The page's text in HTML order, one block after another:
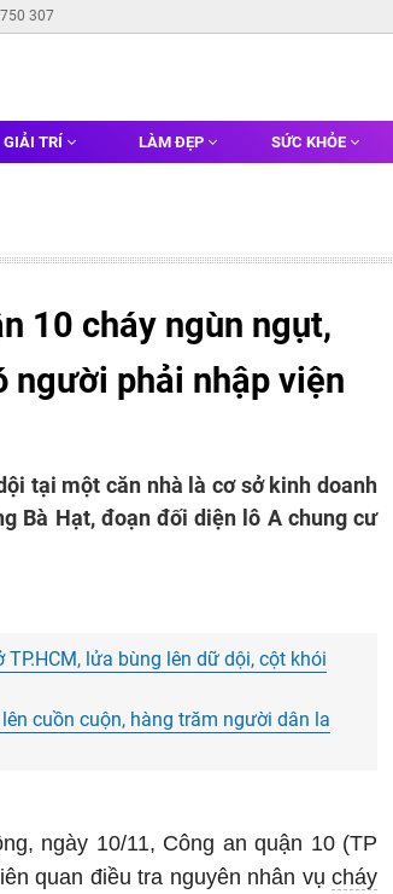
307
GIẢI TRÍ LÀM ĐẸP SỨC KHỎE
10 cháy ngùn ngụt,
người phải nhập viện
tại một căn nhà là cơ sở kinh doanh
Bà Hạt, đoạn đối diện lô A chung cư
lửa bùng lên dữ dội, cột khói
cuồn cuộn, hàng trăm người dân la
ngày 10/11, Công an quận 10 (TP
quan điều tra nguyên nhân vụ cháy